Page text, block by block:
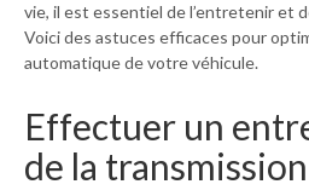
vie, il est essentiel de l’entretenir et
Voici des astuces efficaces pour
automatique de votre véhicule.
Effectuer un
de la transmission